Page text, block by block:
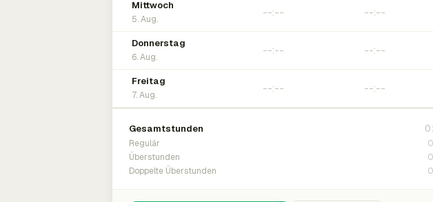
Mittwoch
5. Aug.
Donnerstag
6. Aug.
Freitag
7. Aug.
Gesamtstunden
Regulär
Überstunden
Doppelte Überstunden